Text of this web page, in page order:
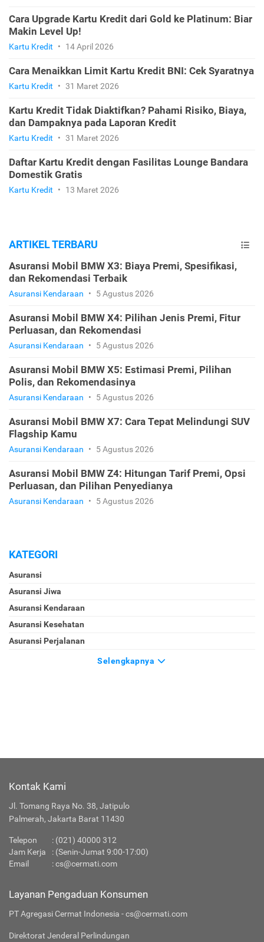
Cara Upgrade Kartu Kredit dari Gold ke Platinum: Biar
Makin Level Up!
Kartu Kredit • 14 April 2026
Cara Menaikkan Limit Kartu Kredit BNI: Cek Syaratnya
Kartu Kredit • 31 Maret 2026
Kartu Kredit Tidak Diaktifkan? Pahami Risiko, Biaya,
dan Dampaknya pada Laporan Kredit
Kartu Kredit • 31 Maret 2026
Daftar Kartu Kredit dengan Fasilitas Lounge Bandara
Domestik Gratis
Kartu Kredit • 13 Maret 2026
ARTIKEL TERBARU
Asuransi Mobil BMW X3: Biaya Premi, Spesifikasi,
dan Rekomendasi Terbaik
Asuransi Kendaraan • 5 Agustus 2026
Asuransi Mobil BMW X4: Pilihan Jenis Premi, Fitur
Perluasan, dan Rekomendasi
Asuransi Kendaraan • 5 Agustus 2026
Asuransi Mobil BMW X5: Estimasi Premi, Pilihan
Polis, dan Rekomendasinya
Asuransi Kendaraan • 5 Agustus 2026
Asuransi Mobil BMW X7: Cara Tepat Melindungi SUV
Flagship Kamu
Asuransi Kendaraan • 5 Agustus 2026
Asuransi Mobil BMW Z4: Hitungan Tarif Premi, Opsi
Perluasan, dan Pilihan Penyedianya
Asuransi Kendaraan • 5 Agustus 2026
KATEGORI
Asuransi
Asuransi Jiwa
Asuransi Kendaraan
Asuransi Kesehatan
Asuransi Perjalanan
Selengkapnya
Kontak Kami
Jl. Tomang Raya No. 38, Jatipulo
Palmerah, Jakarta Barat 11430
Telepon
: (021) 40000 312
Jam Kerja
: (Senin-Jumat 9:00-17:00)
Email
:cs@cermati.com
Layanan Pengaduan Konsumen
PT Agregasi Cermat Indonesia - cs@cermati.com
Direktorat Jenderal Perlindungan